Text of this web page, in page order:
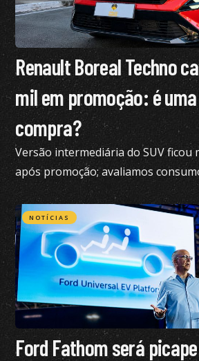
Renault Boreal Techno
mil em promoção: é
compra?
Versão intermediária do SUV ficou
após promoção; avaliamos
conforto e mais
NOTÍCIAS
Ford Fathom será